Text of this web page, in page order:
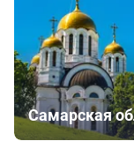
Самарская